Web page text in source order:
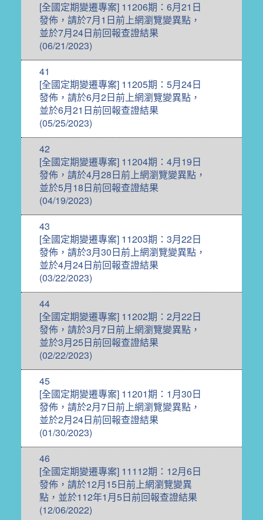
[全國定期變遷專案] 11206期：6月21日
發佈，請於7月1日前上網瀏覽變異點，
並於7月24日前回報查證結果
(06/21/2023)
41
[全國定期變遷專案] 11205期：5月24日
發佈，請於6月2日前上網瀏覽變異點，
並於6月21日前回報查證結果
(05/25/2023)
42
[全國定期變遷專案] 11204期：4月19日
發佈，請於4月28日前上網瀏覽變異點，
並於5月18日前回報查證結果
(04/19/2023)
43
[全國定期變遷專案] 11203期：3月22日
發佈，請於3月30日前上網瀏覽變異點，
並於4月24日前回報查證結果
(03/22/2023)
44
[全國定期變遷專案] 11202期：2月22日
發佈，請於3月7日前上網瀏覽變異點，
並於3月25日前回報查證結果
(02/22/2023)
45
[全國定期變遷專案] 11201期：1月30日
發佈，請於2月7日前上網瀏覽變異點，
並於2月24日前回報查證結果
(01/30/2023)
46
[全國定期變遷專案] 11112期：12月6日
發佈，請於12月15日前上網瀏覽變異
點，並於112年1月5日前回報查證結果
(12/06/2022)